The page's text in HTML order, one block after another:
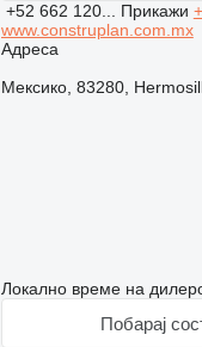
+52 662 120... Прикажи
www.construplan.com.mx
Адреса
Мексико, 83280,
Локално време на
Побарај